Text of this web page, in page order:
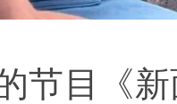
节目《